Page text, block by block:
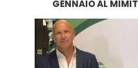
GENNAIO AL MIMIT